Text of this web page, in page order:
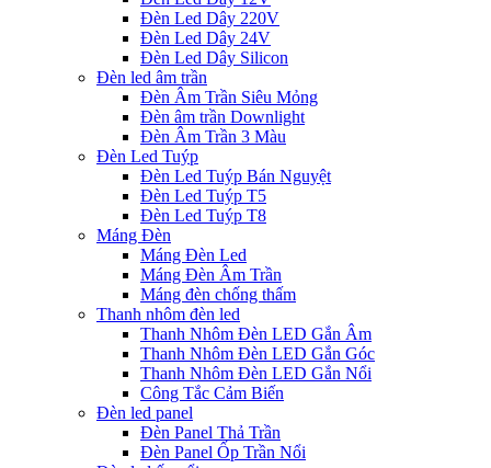
Đèn Led Dây 220V
Đèn Led Dây 24V
Đèn Led Dây Silicon
Đèn led âm trần
Đèn Âm Trần Siêu Mỏng
Đèn âm trần Downlight
Đèn Âm Trần 3 Màu
Đèn Led Tuýp
Đèn Led Tuýp Bán Nguyệt
Đèn Led Tuýp T5
Đèn Led Tuýp T8
Máng Đèn
Máng Đèn Led
Máng Đèn Âm Trần
Máng đèn chống thấm
Thanh nhôm đèn led
Thanh Nhôm Đèn LED Gắn Âm
Thanh Nhôm Đèn LED Gắn Góc
Thanh Nhôm Đèn LED Gắn Nổi
Công Tắc Cảm Biến
Đèn led panel
Đèn Panel Thả Trần
Đèn Panel Ốp Trần Nổi